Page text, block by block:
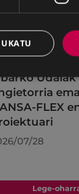
ETA
Udalak
FLEX
07/28
Lege-